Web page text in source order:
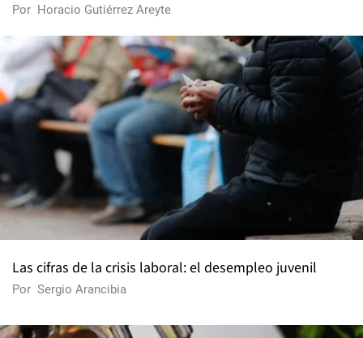
Por Horacio Gutiérrez Areyte
Las cifras de la crisis laboral: el desempleo juvenil
Por Sergio Arancibia